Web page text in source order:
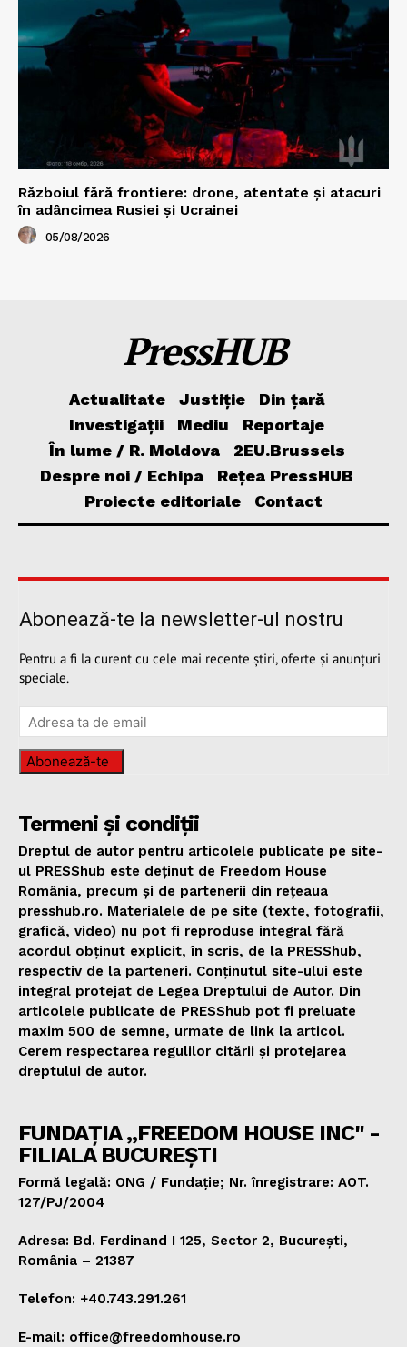
Războiul fără frontiere: drone, atentate și atacuri
în adâncimea Rusiei și Ucrainei
05/08/2026
PressHUB
Actualitate Justiție
Din țară
Investigații
Mediu
Reportaje
În lume / R. Moldova
2EU.Brussels
Despre noi / Echipa
Rețea PressHUB
Proiecte editoriale
Contact
Abonează-te la newsletter-ul nostru
Pentru a fi la curent cu cele mai recente știri, oferte și anunțuri
speciale.
Abonează-te
Termeni și condiții
Dreptul de autor pentru articolele publicate pe site-
ul PRESShub este deținut de Freedom House
România, precum și de partenerii din rețeaua
presshub.ro. Materialele de pe site (texte, fotografii,
grafică, video) nu pot fi reproduse integral fără
acordul obținut explicit, în scris, de la PRESShub,
respectiv de la parteneri. Conținutul site-ului este
integral protejat de Legea Dreptului de Autor. Din
articolele publicate de PRESShub pot fi preluate
maxim 500 de semne, urmate de link la articol.
Cerem respectarea regulilor citării și protejarea
dreptului de autor.
FUNDAȚIA „FREEDOM HOUSE INC" -
FILIALA BUCUREȘTI
Formă legală: ONG / Fundație; Nr. înregistrare: AOT.
127/PJ/2004
Adresa: Bd. Ferdinand I 125, Sector 2, București,
România – 21387
Telefon: +40.743.291.261
E-mail: office@freedomhouse.ro